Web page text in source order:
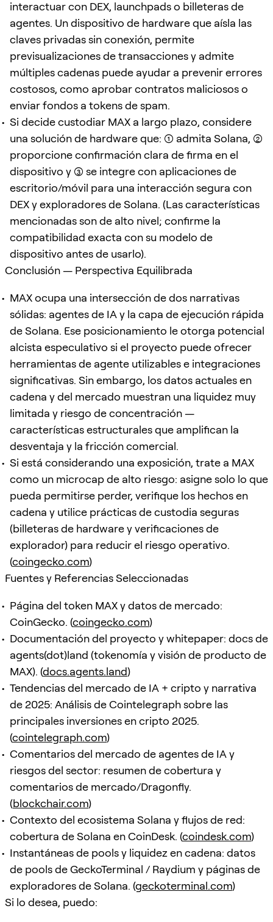
interactuar con DEX, launchpads o billeteras de
agentes. Un dispositivo de hardware que aísla las
claves privadas sin conexión, permite
previsualizaciones de transacciones y admite
múltiples cadenas puede ayudar a prevenir errores
costosos, como aprobar contratos maliciosos o
enviar fondos a tokens de spam.
Si decide custodiar MAX a largo plazo, considere
una solución de hardware que: (1) admita Solana, (2)
proporcione confirmación clara de firma en el
dispositivo y (3) se integre con aplicaciones de
escritorio/móvil para una interacción segura con
DEX y exploradores de Solana. (Las características
mencionadas son de alto nivel; confirme la
compatibilidad exacta con su modelo de
dispositivo antes de usarlo).
Conclusión — Perspectiva Equilibrada
MAX ocupa una intersección de dos narrativas
sólidas: agentes de IA y la capa de ejecución rápida
de Solana. Ese posicionamiento le otorga potencial
alcista especulativo si el proyecto puede ofrecer
herramientas de agente utilizables e integraciones
significativas. Sin embargo, los datos actuales en
cadena y del mercado muestran una liquidez muy
limitada y riesgo de concentración —
características estructurales que amplifican la
desventaja y la fricción comercial.
Si está considerando una exposición, trate a MAX
como un microcap de alto riesgo: asigne solo lo que
pueda permitirse perder, verifique los hechos en
cadena y utilice prácticas de custodia seguras
(billeteras de hardware y verificaciones de
explorador) para reducir el riesgo operativo.
(coingecko.com)
Fuentes y Referencias Seleccionadas
Página del token MAX y datos de mercado:
CoinGecko. (coingecko.com)
Documentación del proyecto y whitepaper: docs de
agents(dot)land (tokenomía y visión de producto de
MAX). (docs.agents.land)
Tendencias del mercado de IA + cripto y narrativa
de 2025: Análisis de Cointelegraph sobre las
principales inversiones en cripto 2025.
(cointelegraph.com)
Comentarios del mercado de agentes de IA y
riesgos del sector: resumen de cobertura y
comentarios de mercado/Dragonfly.
(blockchair.com)
Contexto del ecosistema Solana y flujos de red:
cobertura de Solana en CoinDesk. (coindesk.com)
Instantáneas de pools y liquidez en cadena: datos
de pools de GeckoTerminal / Raydium y páginas de
exploradores de Solana. (geckoterminal.com)
Si lo desea, puedo: